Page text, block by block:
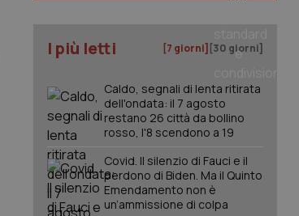
I più letti [7 giorni] [30 giorni]
Caldo, segnali di lenta ritirata
dell'ondata: il 7 agosto
restano 26 città da bollino
rosso, l'8 scendono a 19
Covid. Il silenzio di Fauci e il
perdono di Biden. Ma il Quinto
Emendamento non è
un’ammissione di colpa